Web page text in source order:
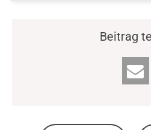
Beitrag